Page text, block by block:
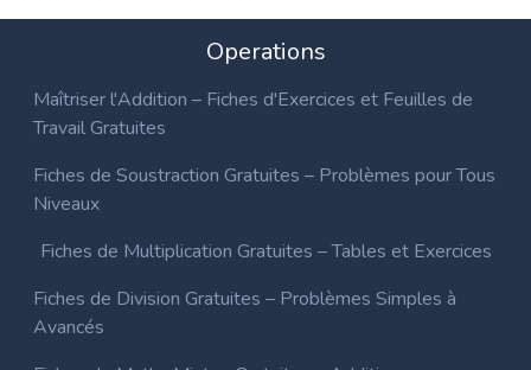
Operations
Maîtriser l'Addition – Fiches d'Exercices et Feuilles de
Travail Gratuites
Fiches de Soustraction Gratuites – Problèmes pour Tous
Niveaux
Fiches de Multiplication Gratuites – Tables et Exercices
Fiches de Division Gratuites – Problèmes Simples à
Avancés